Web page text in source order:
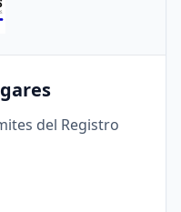
del Registro